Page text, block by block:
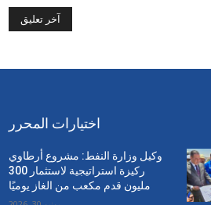
اختيارات المحرر
وكيل وزارة النفط: مشروع أرطاوي
ركيزة استراتيجية لاستثمار 300
مليون قدم مكعب من الغاز يوميًا